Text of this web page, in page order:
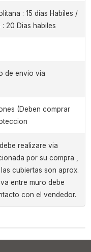
: 15 dias Habiles /
: 20 Dias habiles
de envio via
(Deben comprar
realizare via
por su compra ,
cubiertas son aprox.
entre muro debe
con el vendedor.